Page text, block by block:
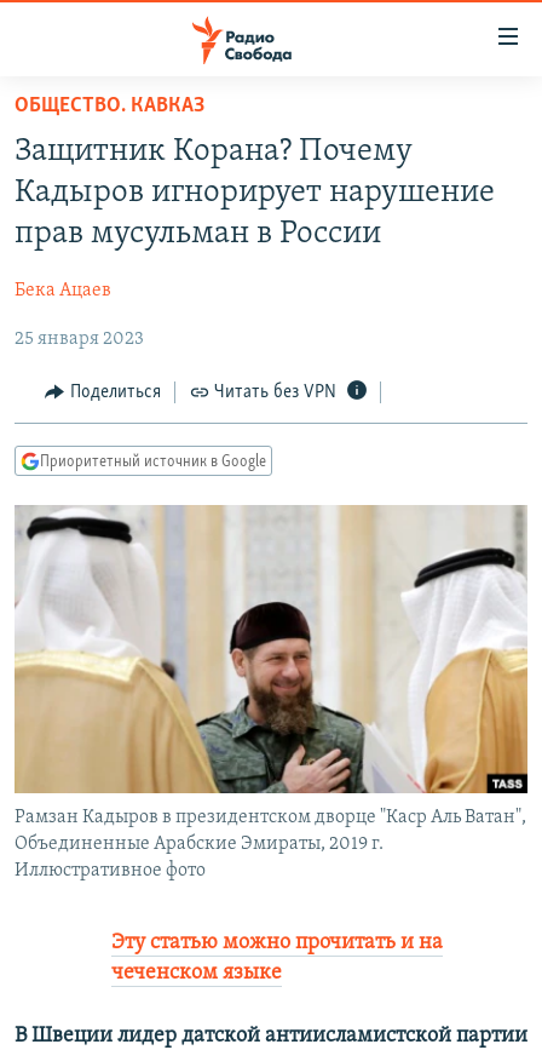
упрощенного
доступа
Вернуться
основному
Вернутся
навигации
Вернутся
поиску
ПОДКАСТЫ
АВТОРСКИЕ ПРОЕКТЫ
МНЕНИЯ
КУЛЬТУРА
IDEL.РЕАЛИИ
СЕВЕР.РЕАЛИИ
СИБИРЬ.РЕАЛИИ
РАСПИСАНИЕ ВЕЩАНИЯ
ПОДПИШИТЕСЬ НА РАССЫЛКУ
СОЦИАЛЬНЫЕ СЕТИ
Все сайты РСЕ/РС
ОБЩЕСТВО. КАВКАЗ
Защитник Корана? Почему
Кадыров игнорирует нарушение
прав мусульман в России
Бека Ацаев
25 января 2023
Поделиться Читать без VPN
Приоритетный источник в Google
Рамзан Кадыров в президентском дворце "Каср Аль Ватан",
Объединенные Арабские Эмираты, 2019 г.
Иллюстративное фото
Эту статью можно прочитать и на
чеченском языке
В Швеции лидер датской антиисламистской партии